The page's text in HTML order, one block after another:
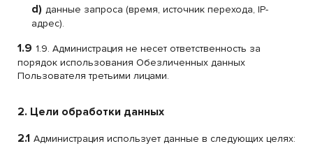
d) данные запроса (время, источник перехода, IP-
адрес).
1.9 1.9. Администрация не несет ответственность за
порядок использования Обезличенных данных
Пользователя третьими лицами.
2. Цели обработки данных
2.1 Администрация использует данные в следующих целях: